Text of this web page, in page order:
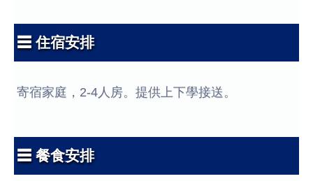
☰ 住宿安排
寄宿家庭，2-4人房。提供上下學接送。
☰ 餐食安排